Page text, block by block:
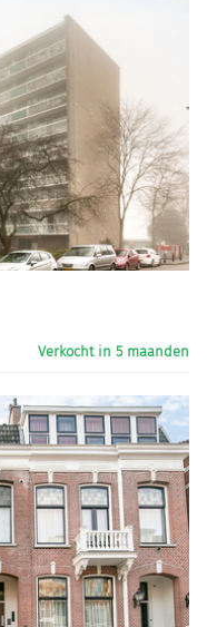
Verkocht in 5 maanden